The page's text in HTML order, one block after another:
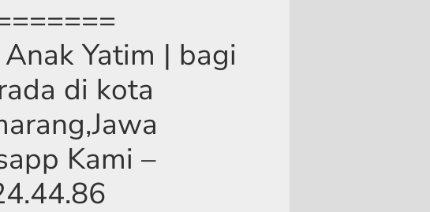
Yatim | bagi
di kota
Kami –